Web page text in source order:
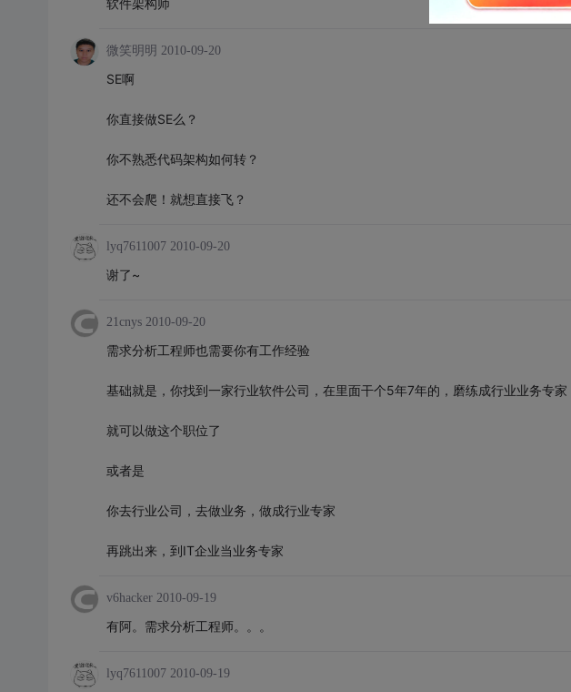
软件架构师
微笑明明 2010-09-20
SE啊
你直接做SE么？
你不熟悉代码架构如何转？
还不会爬！就想直接飞？
lyq7611007 2010-09-20
谢了~
21cnys 2010-09-20
需求分析工程师也需要你有工作经验
基础就是，你找到一家行业软件公司，在里面干个5年7年的，磨练成行业业务专家
就可以做这个职位了
或者是
你去行业公司，去做业务，做成行业专家
再跳出来，到IT企业当业务专家
v6hacker 2010-09-19
有阿。需求分析工程师。。。
lyq7611007 2010-09-19